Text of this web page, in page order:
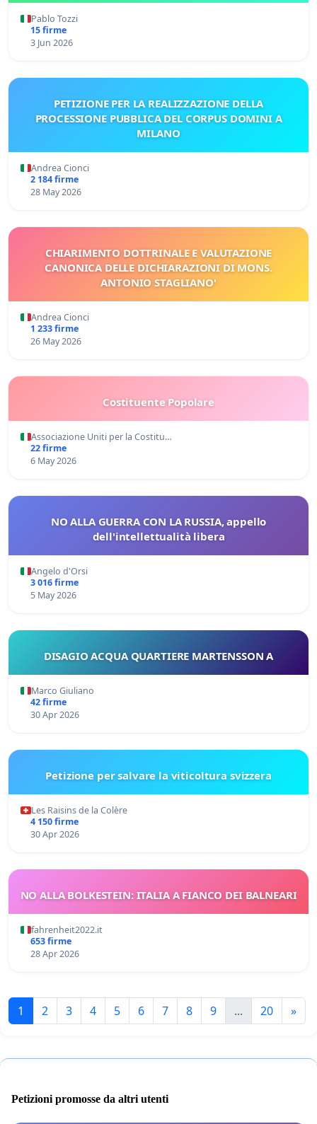
Pablo Tozzi
15 firme
3 Jun 2026
PETIZIONE PER LA REALIZZAZIONE DELLA
PROCESSIONE PUBBLICA DEL CORPUS DOMINI A
MILANO
Andrea Cionci
2 184 firme
28 May 2026
CHIARIMENTO DOTTRINALE E VALUTAZIONE
CANONICA DELLE DICHIARAZIONI DI MONS.
ANTONIO STAGLIANO'
Andrea Cionci
1 233 firme
26 May 2026
Costituente Popolare
Associazione Uniti per la Costitu…
22 firme
6 May 2026
NO ALLA GUERRA CON LA RUSSIA, appello
dell'intellettualità libera
Angelo d'Orsi
3 016 firme
5 May 2026
DISAGIO ACQUA QUARTIERE MARTENSSON A
Marco Giuliano
42 firme
30 Apr 2026
Petizione per salvare la viticoltura svizzera
Les Raisins de la Colère
4 150 firme
30 Apr 2026
NO ALLA BOLKESTEIN: ITALIA A FIANCO DEI BALNEARI
fahrenheit2022.it
653 firme
28 Apr 2026
1 2 3 4 5 6 7 8 9 ... 20 »
Petizioni promosse da altri utenti